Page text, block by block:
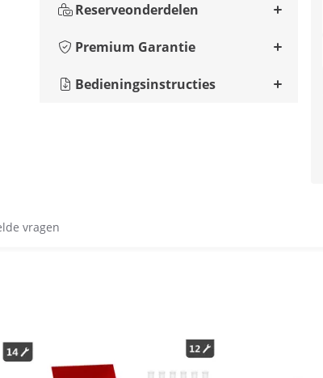
Reserveonderdelen
Premium Garantie
Bedieningsinstructies
vragen